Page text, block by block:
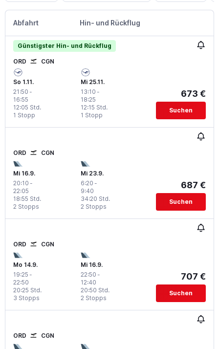
Abfahrt Hin- und Rückflug
Günstigster Hin- und Rückflug
ORD CGN
So 1.11.
21:50 -
16:55
1 Stopp
12:05 Std.
Mi 25.11.
13:10 -
18:25
1 Stopp
12:15 Std.
673 €
Suchen
ORD CGN
Mi 16.9.
20:10 -
22:05
2 Stopps
18:55 Std.
Mi 23.9.
6:20 -
9:40
2 Stopps
34:20 Std.
687 €
Suchen
ORD CGN
Mo 14.9.
19:25 -
22:50
3 Stopps
20:25 Std.
Mi 16.9.
22:50 -
12:40
2 Stopps
20:50 Std.
707 €
Suchen
ORD CGN